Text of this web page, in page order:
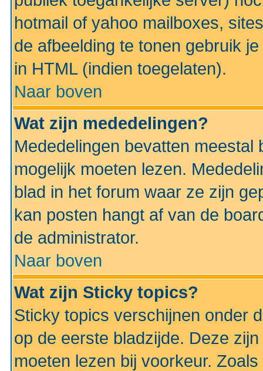
hotmail of yahoo mailboxes,
de afbeelding te tonen gebruik
in HTML (indien toegelaten).
Naar boven
Wat zijn mededelingen?
Mededelingen bevatten
mogelijk moeten lezen.
blad in het forum waar ze zijn
kan posten hangt af van de
de administrator.
Naar boven
Wat zijn Sticky topics?
Sticky topics verschijnen onder
op de eerste bladzijde. Deze
moeten lezen bij voorkeur.